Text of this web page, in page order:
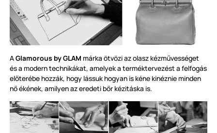
AGlamorous by GLAM márka ötvözi az olasz kézművességet
és a modern technikákat, amelyek a terméktervezést a felfogás
előterébe hozzák, hogy lássuk hogyan is kéne kinéznie minden
nő ékének, amilyen az eredeti bőr kézitáska is.